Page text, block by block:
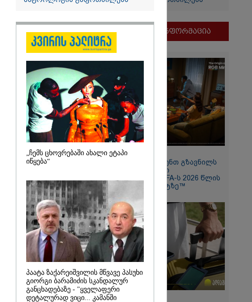
დედა
ამბობს
შემდეგ
/ 08-08-2026
წლის რუსეთ-
ომის მე-18
სახელმწიფო
დაეშვა
/ 07-08-2026
წელს საქართველო
- აი, 2012
"გამარჯვება" ვინც
სწორედ ეგ იყო
ისტორიული
და რაც
ჯარით ვერ აიღო,
მნიშვნელოვანი ინფორმაცია
11:13 / 05-08-2026
Hisense წარმოგიდგენთ გზავნილს
"ინოვაციები უკეთესი
ცხოვრებისათვის" FIFA-ს 2026 წლის
მსოფლიო ჩემპიონატზე™
15:49 / 06-08-2026
„ჩემს ცხოვრებაში ახალი ეტაპი
იწყება“
პაატა ზაქარეიშვილის მწვავე პასუხი
გიორგი ბარამიძის სკანდალურ
განცხადებაზე - "ყველაფერი
დეტალურად ვიცი... კამანში